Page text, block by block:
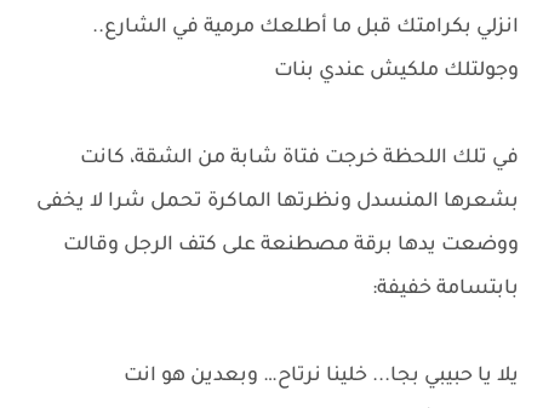
انزلي بكرامتك قبل ما أطلعك مرمية في الشارع..
وجولتلك ملكيش عندي بنات
في تلك اللحظة خرجت فتاة شابة من الشقة، كانت
بشعرها المنسدل ونظرتها الماكرة تحمل شرا لا يخفى
ووضعت يدها برقة مصطنعة على كتف الرجل وقالت
بابتسامة خفيفة:
يلا يا حبيبي بجا... خلينا نرتاح… وبعدين هو انت